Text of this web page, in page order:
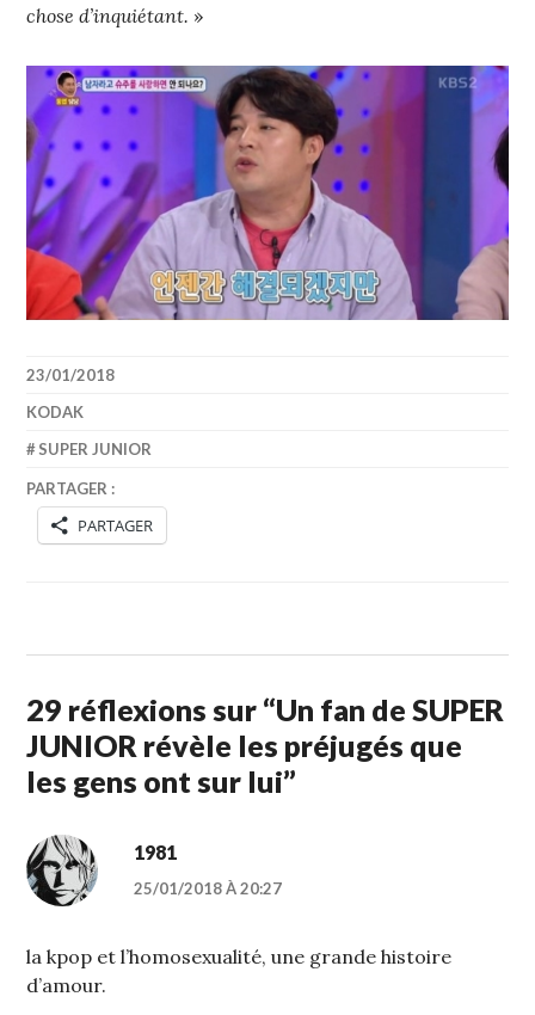
chose d’inquiétant. »
23/01/2018
KODAK
SUPER JUNIOR
PARTAGER :
PARTAGER
29 réflexions sur “Un fan de SUPER
JUNIOR révèle les préjugés que
les gens ont sur lui”
1981
25/01/2018 À 20:27
la kpop et l’homosexualité, une grande histoire
d’amour.